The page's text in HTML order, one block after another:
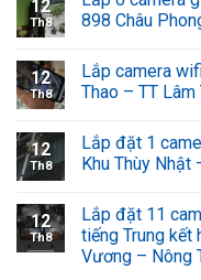
12
Th8
898 Châu
12
Th8
Lắp camera
Thao – TT Lâm
12
Th8
Lắp đặt 1
Khu Thùy Nhật
12
Th8
Lắp đặt 11
tiếng Trung kết
Vương – Nông